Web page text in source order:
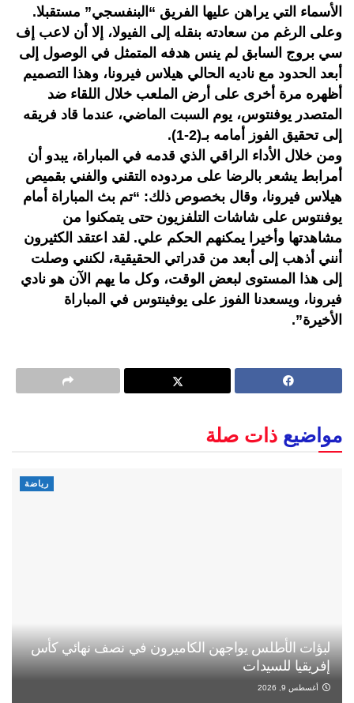
الأسماء التي يراهن عليها الفريق “البنفسجي” مستقبلا.
وعلى الرغم من سعادته بنقله إلى الفيولا، إلا أن لاعب إف
سي بروج السابق لم ينس هدفه المتمثل في الوصول إلى
أبعد الحدود مع ناديه الحالي هيلاس فيرونا، وهذا التصميم
أظهره مرة أخرى على أرض الملعب خلال اللقاء ضد
المتصدر يوفنتوس، يوم السبت الماضي، عندما قاد فريقه
إلى تحقيق الفوز أمامه بـ(2-1).
ومن خلال الأداء الراقي الذي قدمه في المباراة، يبدو أن
أمرابط يشعر بالرضا على مردوده التقني والفني بقميص
هيلاس فيرونا، وقال بخصوص ذلك: “تم بث المباراة أمام
يوفنتوس على شاشات التلفزيون حتى يتمكنوا من
مشاهدتها وأخيرا يمكنهم الحكم علي. لقد اعتقد الكثيرون
أنني أذهب إلى أبعد من قدراتي الحقيقية، لكنني وصلت
إلى هذا المستوى لبعض الوقت، وكل ما يهم الآن هو نادي
فيرونا، ويسعدنا الفوز على يوفينتوس في المباراة
الأخيرة”.
مواضيع ذات صلة
رياضة
لبؤات الأطلس يواجهن الكاميرون في نصف نهائي كأس
إفريقيا للسيدات
أغسطس 9, 2026